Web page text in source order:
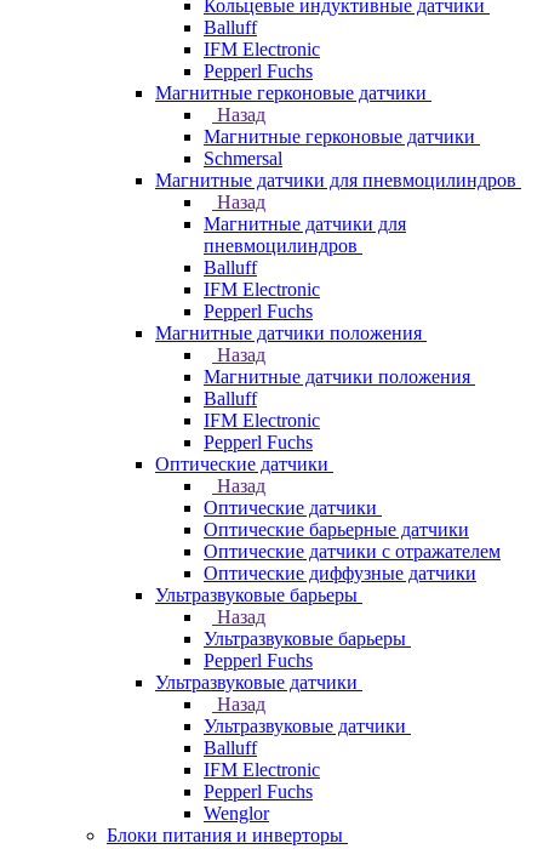
Кольцевые индуктивные датчики
Balluff
IFM Electronic
Pepperl Fuchs
Магнитные герконовые датчики
Назад
Магнитные герконовые датчики
Schmersal
Магнитные датчики для пневмоцилиндров
Назад
Магнитные датчики для
пневмоцилиндров
Balluff
IFM Electronic
Pepperl Fuchs
Магнитные датчики положения
Назад
Магнитные датчики положения
Balluff
IFM Electronic
Pepperl Fuchs
Оптические датчики
Назад
Оптические датчики
Оптические барьерные датчики
Оптические датчики с отражателем
Оптические диффузные датчики
Ультразвуковые барьеры
Назад
Ультразвуковые барьеры
Pepperl Fuchs
Ультразвуковые датчики
Назад
Ультразвуковые датчики
Balluff
IFM Electronic
Pepperl Fuchs
Wenglor
Блоки питания и инверторы